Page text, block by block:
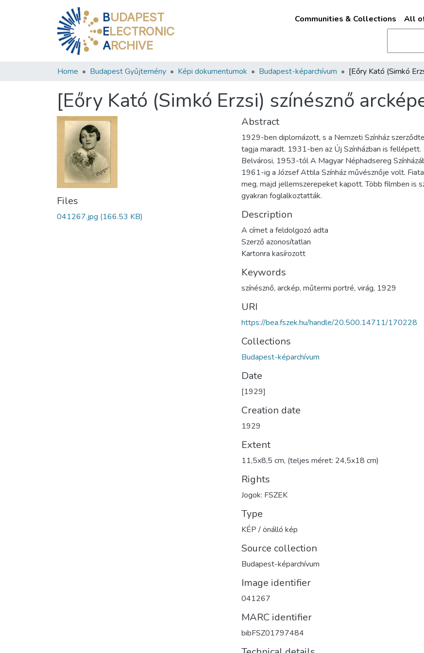
BUDAPEST
ELECTRONIC
ARCHIVE
Communities & Collections All
Home Budapest Gyűjtemény Képi dokumentumok Budapest-képarchívum
[Eőry Kató (Simkó Erzsi) színésznő
Files
041267.jpg (166.53 KB)
Abstract
1929-ben diplomázott, s a Nemzeti Színház
tagja maradt. 1931-ben az Új Színházban is
Belvárosi, 1953-tól A Magyar Néphadsereg
1961-ig a József Attila Színház művésznője volt.
meg, majd jellemszerepeket kapott. Több filmben is
gyakran foglalkoztatták.
Description
A címet a feldolgozó adta
Szerző azonosítatlan
Kartonra kasírozott
Keywords
színésznő, arckép, műtermi portré, virág, 1929
URI
https://bea.fszek.hu/handle/20.500.14711/170228
Collections
Budapest-képarchívum
Date
[1929]
Creation date
1929
Extent
11,5x8,5 cm, (teljes méret: 24,5x18 cm)
Rights
Jogok: FSZEK
Type
KÉP / önálló kép
Source collection
Budapest-képarchívum
Image identifier
041267
MARC identifier
bibFSZ01797484